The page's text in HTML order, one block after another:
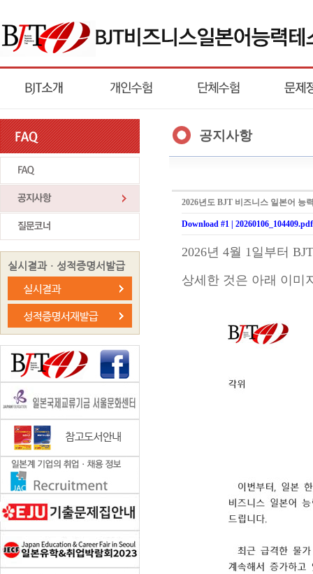
실시결과ㆍ성적증명서발급
공지사항
2026년도 BJT 비즈니스 일본어 능
Download #1 |
2026년 4월 1일부터
상세한 것은 아래 이미